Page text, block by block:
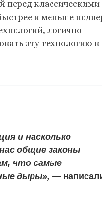
перед
и меньше
логично
эту технологию в
и насколько
общие законы
что самые
дыры», —